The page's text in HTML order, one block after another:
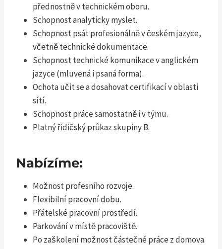
přednostně v technickém oboru.
Schopnost analyticky myslet.
Schopnost psát profesionálně v českém jazyce,
včetně technické dokumentace.
Schopnost technické komunikace v anglickém
jazyce (mluvená i psaná forma).
Ochota učit se a dosahovat certifikací v oblasti
sítí.
Schopnost práce samostatně i v týmu.
Platný řidičský průkaz skupiny B.
Nabízíme:
Možnost profesního rozvoje.
Flexibilní pracovní dobu.
Přátelské pracovní prostředí.
Parkování v místě pracoviště.
Po zaškolení možnost částečné práce z domova.